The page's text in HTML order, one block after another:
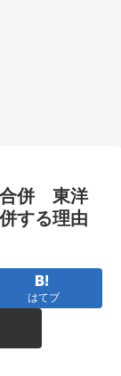
合併 東洋
する理由
はてブ